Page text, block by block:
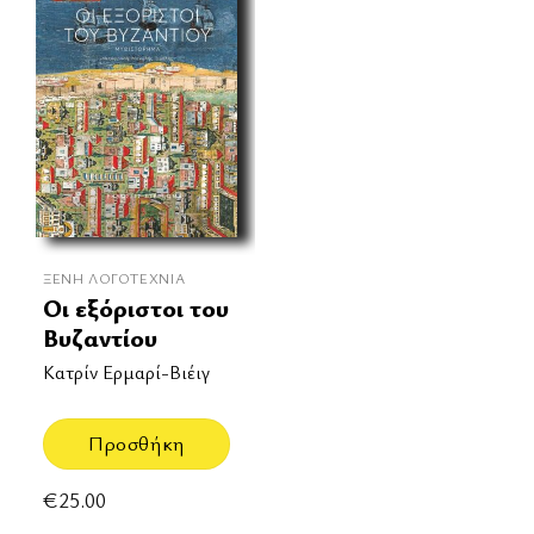
ΞΈΝΗ ΛΟΓΟΤΕΧΝΊΑ
Οι εξόριστοι του
Βυζαντίου
Κατρίν Ερμαρί-Βιέιγ
Προσθήκη
€25.00